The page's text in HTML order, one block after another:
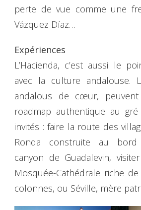
perte de vue comme une
Vázquez Díaz…
Expériences
L’Hacienda, c’est aussi le
avec la culture andalouse.
andalous de cœur,
roadmap authentique au
invités : faire la route des
Ronda construite au
canyon de Guadalevin,
Mosquée-Cathédrale riche
colonnes, ou Séville, mère